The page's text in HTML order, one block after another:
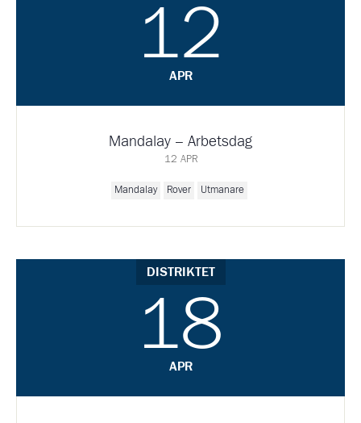
12
APR
Mandalay – Arbetsdag
12 APR
Mandalay Rover Utmanare
DISTRIKTET
18
APR